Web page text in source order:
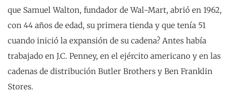
que Samuel Walton, fundador de Wal-Mart, abrió en 1962,
con 44 años de edad, su primera tienda y que tenía 51
cuando inició la expansión de su cadena? Antes había
trabajado en J.C. Penney, en el ejército americano y en las
cadenas de distribución Butler Brothers y Ben Franklin
Stores.